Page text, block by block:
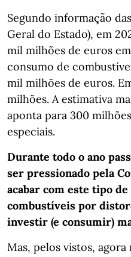
Segundo informação
Geral do Estado), em
mil milhões de euros
consumo de
mil milhões de euros.
milhões. A estimativa
aponta para 300
especiais.
Durante todo o ano
ser pressionado pela
acabar com este tipo
combustíveis por
investir (e consumir)
Mas, pelos vistos,